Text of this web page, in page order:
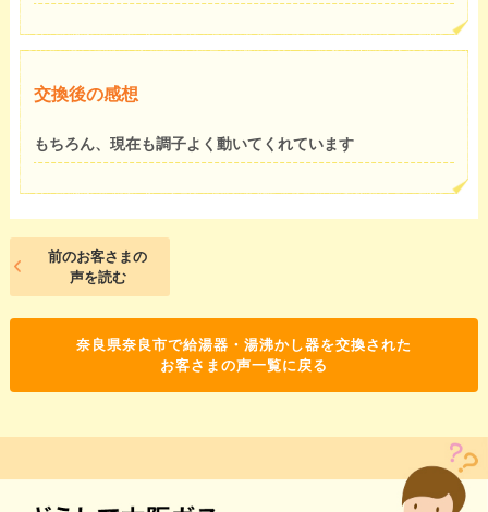
交換後の感想
もちろん、現在も調子よく動いてくれています
前のお客さまの
声を読む
奈良県奈良市で給湯器・湯沸かし器を交換された
お客さまの声一覧に戻る